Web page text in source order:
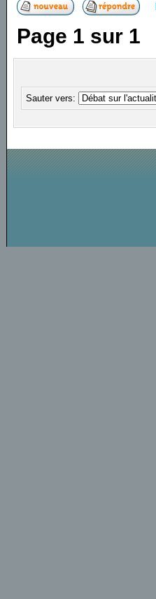
Page 1 sur 1
Sauter vers: